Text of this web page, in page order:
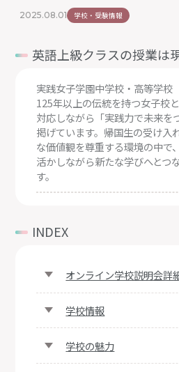
2025.08.01 学校・受験情報
英語上級クラスの授業は
実践女子学園中学校・高等学校
125年以上の伝統を持つ女子校
対応しながら「実践力で未来を
掲げています。帰国生の受け入
な価値観を尊重する環境の中で
活かしながら新たな学びへとつ
す。
INDEX
オンライン学校説明会詳
学校情報
学校の魅力